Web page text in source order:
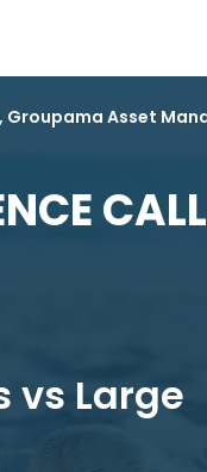
Groupama Asset
CALL
vs Large